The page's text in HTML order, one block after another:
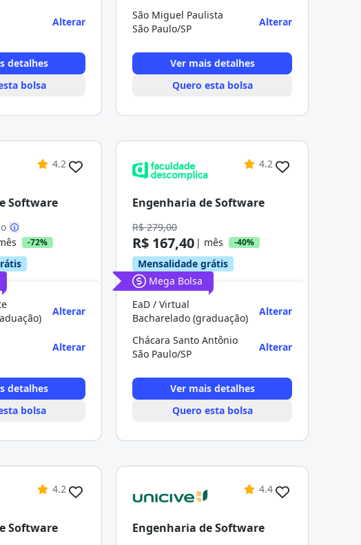
Alterar
detalhes
bolsa
São Miguel Paulista
São Paulo/SP
Alterar
Ver mais detalhes
Quero esta bolsa
4.2
Software
-72%
Alterar
Alterar
detalhes
bolsa
4.2
Engenharia de Software
R$ 279,00
R$ 167,40 | mês -40%
Mensalidade grátis
Mega Bolsa
EaD / Virtual
Bacharelado (graduação)
Alterar
Chácara Santo Antônio
São Paulo/SP
Alterar
Ver mais detalhes
Quero esta bolsa
4.2
Software
4.4
Engenharia de Software